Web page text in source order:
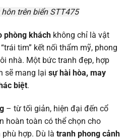
trên biển STT475
phòng khách không chỉ là vật
tim” kết nối thẩm mỹ, phong
nhà. Một bức tranh đẹp, hợp
sẽ mang lại sự hài hòa, may
biệt.
– từ tối giản, hiện đại đến cổ
hoàn toàn có thể chọn cho
hợp. Dù là tranh phong cảnh